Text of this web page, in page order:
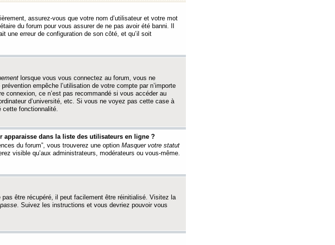
assurez-vous que votre nom d’utilisateur et votre mot
du forum pour vous assurer de ne pas avoir été banni. Il
une erreur de configuration de son côté, et qu’il soit
lorsque vous vous connectez au forum, vous ne
empêche l’utilisation de votre compte par n’importe
ce n’est pas recommandé si vous accéder au
d’université, etc. Si vous ne voyez pas cette case à
cette fonctionnalité.
apparaisse dans la liste des utilisateurs en ligne ?
du forum”, vous trouverez une option Masquer votre statut
visible qu’aux administrateurs, modérateurs ou vous-même.
être récupéré, il peut facilement être réinitialisé. Visitez la
. Suivez les instructions et vous devriez pouvoir vous